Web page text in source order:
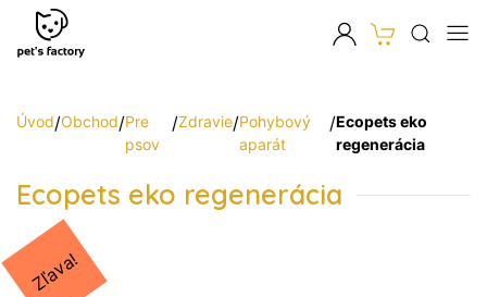
Úvod/Obchod/Pre
psov
/Zdravie/Pohybový
aparát
/Ecopets eko
regenerácia
Ecopets eko regenerácia
Zľava!